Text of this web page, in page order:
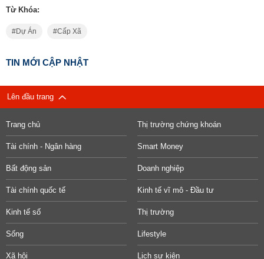
Từ Khóa:
Dự Án Cấp Xã
TIN MỚI CẬP NHẬT
Lên đầu trang
Trang chủ Thị trường chứng khoán
Tài chính - Ngân hàng Smart Money
Bất động sản Doanh nghiệp
Tài chính quốc tế Kinh tế vĩ mô - Đầu tư
Kinh tế số Thị trường
Sống Lifestyle
Xã hội Lịch sự kiện